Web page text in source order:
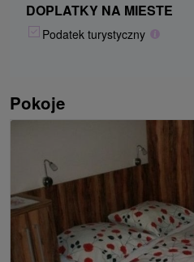
DOPLATKY NA MIESTE
Podatek turystyczny
Pokoje